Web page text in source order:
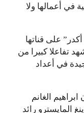
في أعمالها ولا
على قناتها
تفاعلا كبيرا من
في أعداد
الغانم
المايسترو رائد